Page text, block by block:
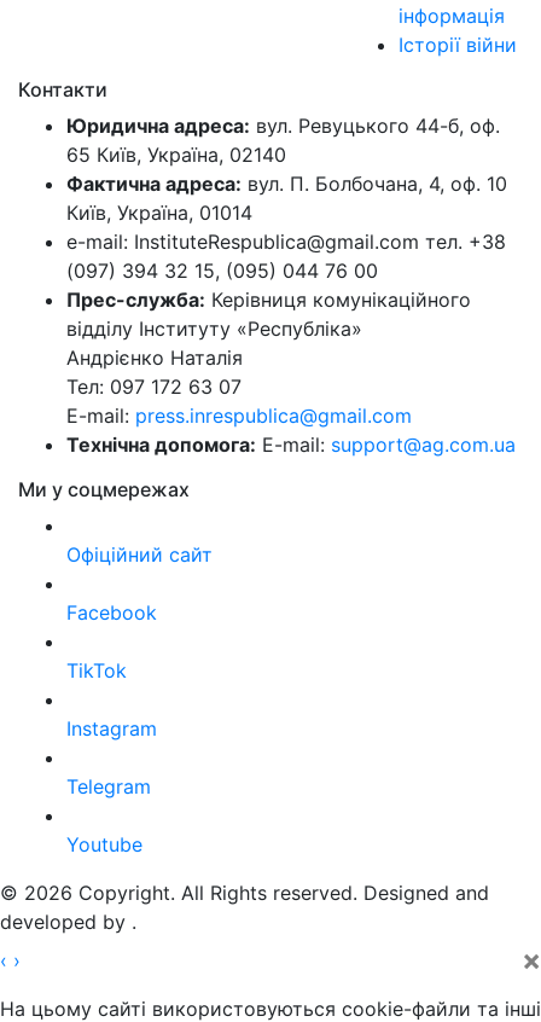
інформація
Історії війни
Контакти
Юридична адреса: вул. Ревуцького 44-б, оф.
65 Київ, Україна, 02140
Фактична адреса: вул. П. Болбочана, 4, оф. 10
Київ, Україна, 01014
e-mail: InstituteRespublica@gmail.com тел. +38
(097) 394 32 15, (095) 044 76 00
Прес-служба: Керівниця комунікаційного
відділу Інституту «Республіка»
Андрієнко Наталія
Тел: 097 172 63 07
E-mail: press.inrespublica@gmail.com
Технічна допомога: E-mail: support@ag.com.ua
Ми у соцмережах
Офіційний сайт
Facebook
TikTok
Instagram
Telegram
Youtube
© 2026 Copyright. All Rights reserved. Designed and
developed by .
‹ › ×
На цьому сайті використовуються cookie-файли та інші